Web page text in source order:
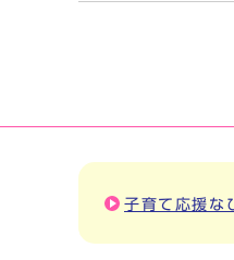
子育て応援な